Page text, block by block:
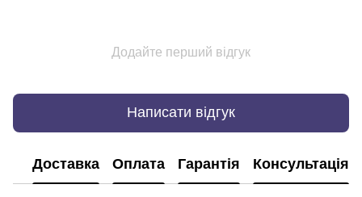
Додайте перший відгук
Написати відгук
Доставка Оплата Гарантія Консультація